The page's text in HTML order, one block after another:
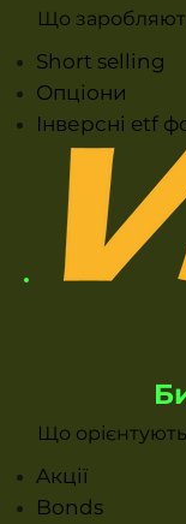
Що
Short selling
Опціони
Інверсні etf
Що
Aкції
Bonds